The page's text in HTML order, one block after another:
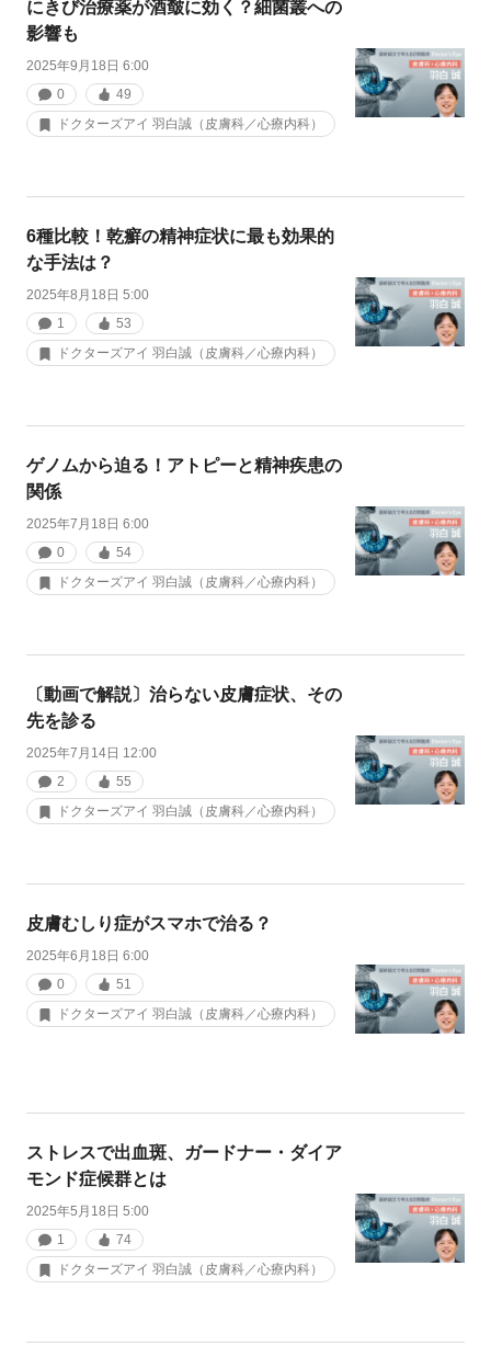
にきび治療薬が酒皶に効く？細菌叢への
影響も
2025年9月18日 6:00
0
49
ドクターズアイ 羽白誠（皮膚科／心療内科）
6種比較！乾癬の精神症状に最も効果的
な手法は？
2025年8月18日 5:00
1
53
ドクターズアイ 羽白誠（皮膚科／心療内科）
ゲノムから迫る！アトピーと精神疾患の
関係
2025年7月18日 6:00
0
54
ドクターズアイ 羽白誠（皮膚科／心療内科）
〔動画で解説〕治らない皮膚症状、その
先を診る
2025年7月14日 12:00
2
55
ドクターズアイ 羽白誠（皮膚科／心療内科）
皮膚むしり症がスマホで治る？
2025年6月18日 6:00
0
51
ドクターズアイ 羽白誠（皮膚科／心療内科）
ストレスで出血斑、ガードナー・ダイア
モンド症候群とは
2025年5月18日 5:00
1
74
ドクターズアイ 羽白誠（皮膚科／心療内科）